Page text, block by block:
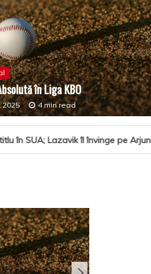
pe Arjun la Speed Chess
în Liga KBO
2025 4 min read
îl învinge pe Arjun la Speed Chess